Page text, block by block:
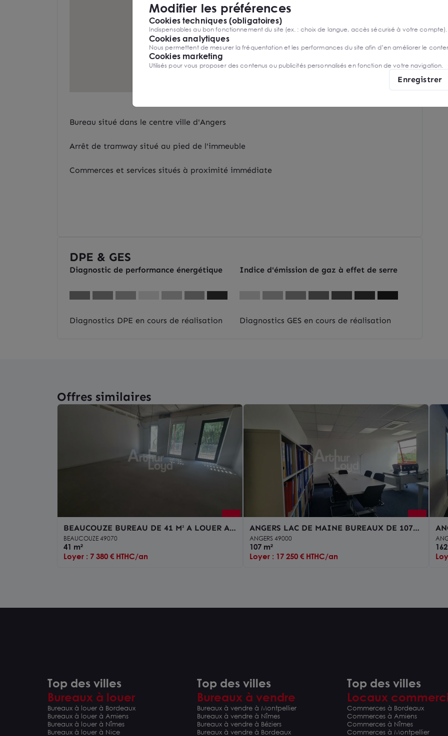
Bureau situé dans le centre ville d'Angers
Arrêt de tramway situé au pied de l'immeuble
Commerces et services situés à proximité immédiate
DPE & GES
Diagnostic de performance énergétique
Diagnostics DPE en cours de réalisation
Indice d'émission de gaz à effet de serre
Diagnostics GES en cours de réalisation
Offres similaires
BEAUCOUZE BUREAU DE 41 M² A LOUER AU
SEIN D'UN PROGRAMME NEUF
BEAUCOUZE 49070
41 m²
Loyer : 7 380 € HTHC/an
ANGERS LAC DE MAINE BUREAUX DE 107
m² A LOUER
ANGERS 49000
107 m²
Loyer : 17 250 € HTHC/an
Top des villes
Bureaux à louer
Bureaux à louer à Bordeaux
Bureaux à louer à Amiens
Bureaux à louer à Nîmes
Bureaux à louer à Nice
Top des villes
Bureaux à vendre
Bureaux à vendre à Montpellier
Bureaux à vendre à Nîmes
Bureaux à vendre à Béziers
Bureaux à vendre à Bordeaux
Top des villes
Locaux
Commerces à Bordeaux
Commerces à Amiens
Commerces à Nîmes
Commerces à Montpellier
Modifier les préférences
Cookies techniques (obligatoires)
Indispensables au bon fonctionnement du site (ex. : choix de langue, accès sécurisé à votre compte).
Cookies analytiques
Nous permettent de mesurer la fréquentation et les performances du site afin d’en améliorer le
Cookies marketing
Utilisés pour vous proposer des contenus ou publicités personnalisés en fonction de votre navigation.
Enregistrer